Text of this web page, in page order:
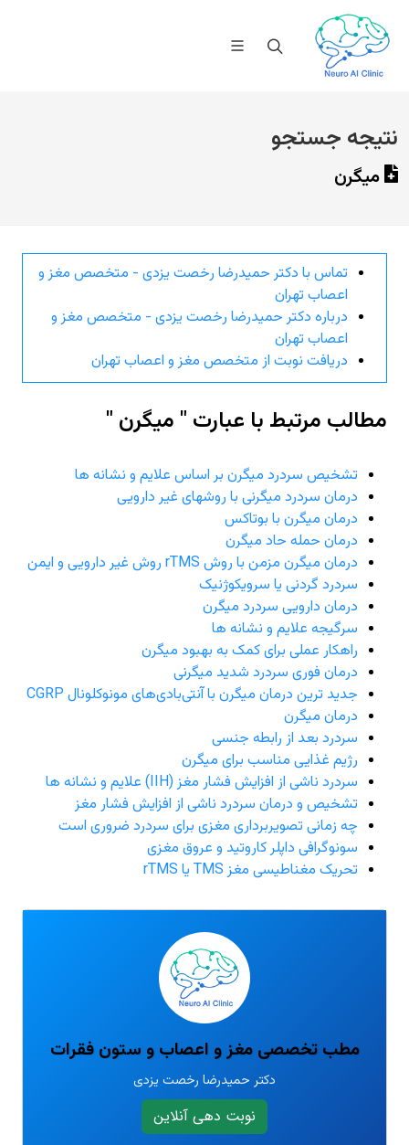
نتیجه جستجو
میگرن
تماس با دکتر حمیدرضا رخصت یزدی - متخصص مغز و
اعصاب تهران
درباره دکتر حمیدرضا رخصت یزدی - متخصص مغز و
اعصاب تهران
دریافت نوبت از متخصص مغز و اعصاب تهران
مطالب مرتبط با عبارت " میگرن "
تشخیص سردرد میگرن بر اساس علایم و نشانه ها
درمان سردرد میگرنی با روشهای غیر دارویی
درمان میگرن با بوتاکس
درمان حمله حاد میگرن
درمان میگرن مزمن با روش rTMS روش غیر دارویی و ایمن
سردرد گردنی یا سرویکوژنیک
درمان دارویی سردرد میگرن
سرگیجه علایم و نشانه ها
راهکار عملی برای کمک به بهبود میگرن
درمان فوری سردرد شدید میگرنی
جدید ترین درمان میگرن با آنتی‌بادی‌های مونوکلونال CGRP
درمان میگرن
سردرد بعد از رابطه جنسی
رژیم غذایی مناسب برای میگرن
سردرد ناشی از افزایش فشار مغز (IIH) علایم و نشانه ها
تشخیص و درمان سردرد ناشی از افزایش فشار مغز
چه زمانی تصویربرداری مغزی برای سردرد ضروری است
سونوگرافی داپلر کاروتید و عروق مغزی
تحریک مغناطیسی مغز TMS یا rTMS
مطب تخصصی مغز و اعصاب و ستون فقرات
دکتر حمیدرضا رخصت یزدی
نوبت دهی آنلاین